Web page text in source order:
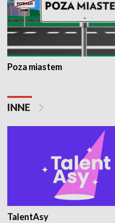
Poza miastem
INNE
TalentAsy